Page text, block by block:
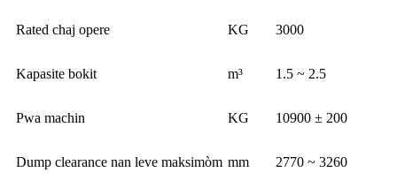
Rated chaj opere KG 3000
Kapasite bokit m³ 1.5 ~ 2.5
Pwa machin KG 10900 ± 200
Dump clearance nan leve maksimòm mm 2770 ~ 3260